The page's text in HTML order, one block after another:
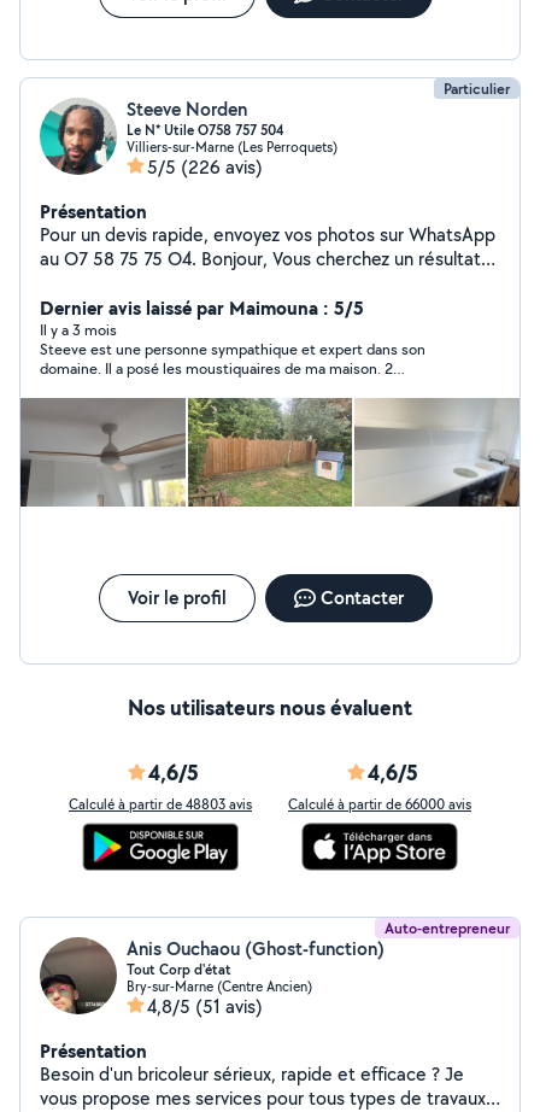
Particulier
Steeve Norden
Le N* Utile O758 757 504
Villiers-sur-Marne (Les Perroquets)
5/5 (226 avis)
Présentation
Pour un devis rapide, envoyez vos photos sur WhatsApp
au O7 58 75 75 O4. Bonjour, Vous cherchez un résultat
rapidement pour transformer votre projet en réalité, de
la pose de cuisine complète au petit bricolage de
précision. Pourquoi me choisir ? Équipement Pro : Je
dispose de tout l'outillage électroportatif de haute
précision. Polyvalence : Cuisine : Pose complète,
découpe de plan de travail, raccordements
évier/plaques. Fixation : Meubles hauts, TV, étagères,
tringles (pose sécurisée). Plomberie : Remplacement
robinetterie et finitions propres. J'interviens dans un
chantier propre, un respect strict des délais et un
savoir-faire reconnu (Voir mes avis clients!). Pour un
chiffrage précis (carburant inclus), n'hésitez pas à
Au plaisir de concrétiser vos projets.
Dernier avis laissé par Maimouna : 5/5
Il y a 3 mois
Steeve est une personne sympathique et expert dans son
domaine. Il a posé les moustiquaires de ma maison. 2
et 3 moustiquaires pour fenetres . LeTout a été bien posé il est
soigneux et n hésite pas a trouver une solution lorsqu’il
rencontre un problème. Je prévois d’autres travaux que je lui
confirais les yeux fermés. N hésitez pas à faire appel à lui vous
ne le regretterais pas.
Voir le profil Contacter
Nos utilisateurs nous évaluent
4,6/5
Calculé à partir de 48803 avis
4,6/5
Calculé à partir de 66000 avis
Auto-entrepreneur
Anis Ouchaou (Ghost-function)
Tout Corp d'état
Bry-sur-Marne (Centre Ancien)
4,8/5 (51 avis)
Présentation
Besoin d'un bricoleur sérieux, rapide et efficace ? Je
vous propose mes services pour tous types de travaux